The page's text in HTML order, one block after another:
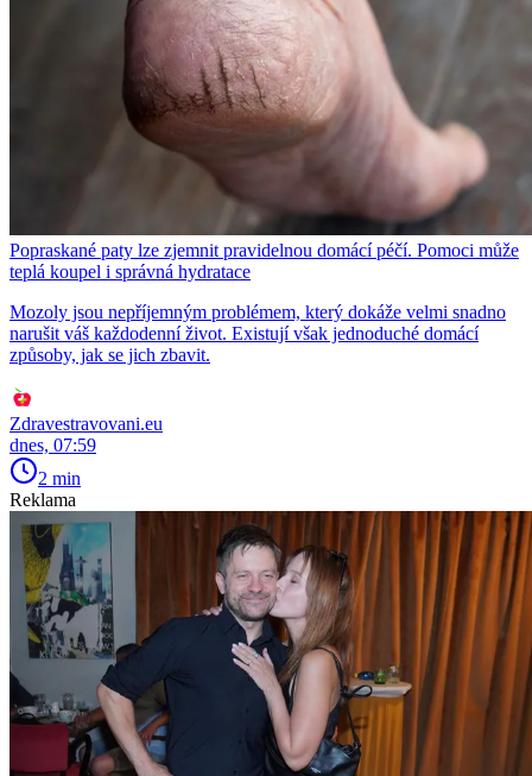
Popraskané paty lze zjemnit pravidelnou domácí péčí. Pomoci může
teplá koupel i správná hydratace
Mozoly jsou nepříjemným problémem, který dokáže velmi snadno
narušit váš každodenní život. Existují však jednoduché domácí
způsoby, jak se jich zbavit.
Zdravestravovani.eu
dnes, 07:59
2 min
Reklama